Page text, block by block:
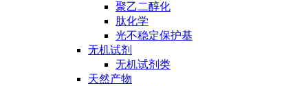
聚乙二醇化
肽化学
光不稳定保护基
无机试剂
无机试剂类
天然产物